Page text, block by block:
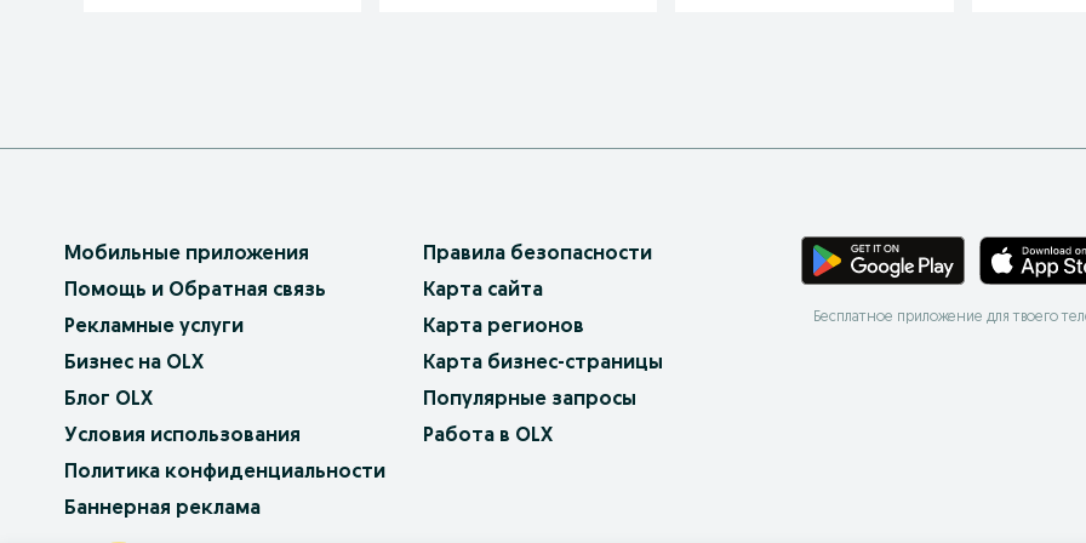
Мобильные приложения
Помощь и Обратная связь
Рекламные услуги
Бизнес на OLX
Блог OLX
Условия использования
Политика конфиденциальности
Баннерная реклама
Правила безопасности
Карта сайта
Карта регионов
Карта бизнес-страницы
Популярные запросы
Работа в OLX
Бесплатное приложение для твоего